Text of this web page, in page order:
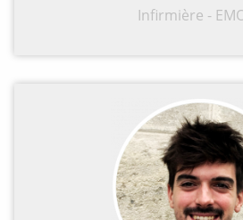
Infirmière -